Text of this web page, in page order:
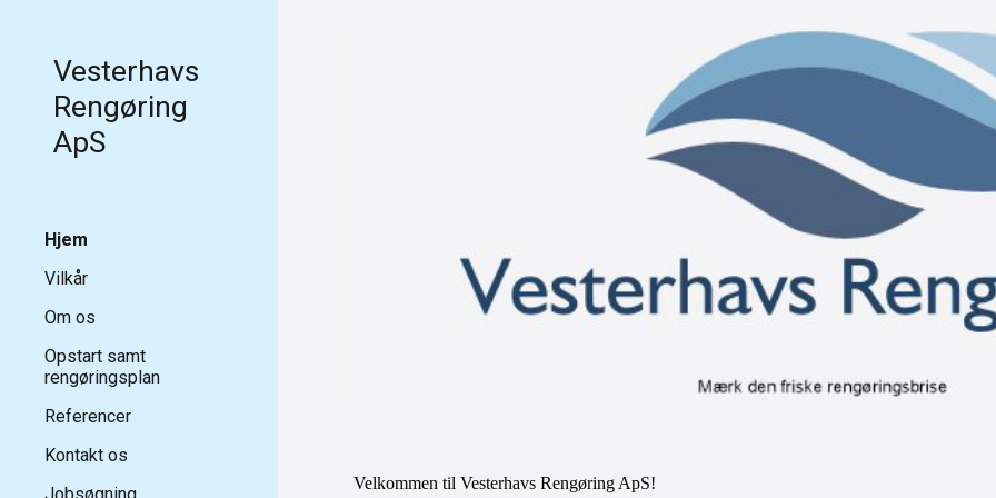
Skip to
Vesterhavs
Rengøring
ApS
Hjem
Vilkår
Om os
Opstart samt
rengøringsplan
Referencer
Kontakt os
Velkommen til Vesterhavs Rengøring ApS!